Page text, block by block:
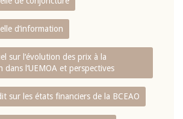
d‘information
sur l‘évolution des prix à la
dans l‘UEMOA et perspectives
sur les états financiers de la BCEAO